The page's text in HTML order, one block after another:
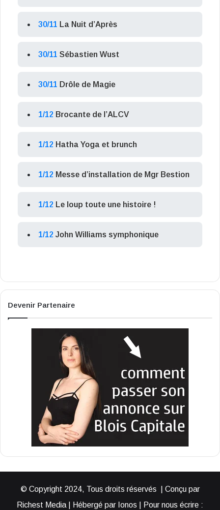
30/11 La Nuit d’Après
30/11 Sébastien Wust
30/11 Drôle de Magie
1/12 Brocante de l’ALCV
1/12 Hatha Yoga et brunch
1/12 Messe d’installation de Mgr Bestion
1/12 Le loup toute une histoire !
1/12 John Williams symphonique
Devenir Partenaire
© Copyright 2024, Tous droits réservés | Conçu par
Richest Media | Hébergé par Ionos | Pour nous écrire :